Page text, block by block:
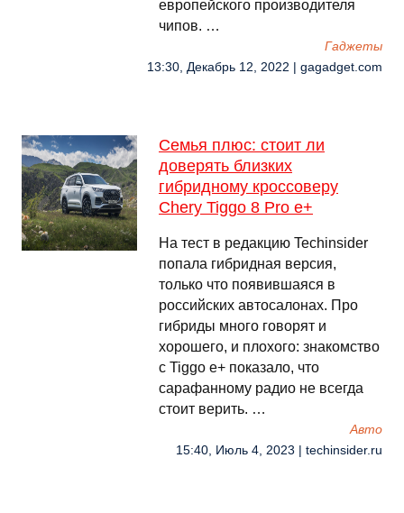
европейского производителя
чипов. …
Гаджеты
13:30, Декабрь 12, 2022 | gagadget.com
Семья плюс: стоит ли
доверять близких
гибридному кроссоверу
Chery Tiggo 8 Pro e+
На тест в редакцию Techinsider
попала гибридная версия,
только что появившаяся в
российских автосалонах. Про
гибриды много говорят и
хорошего, и плохого: знакомство
с Tiggo e+ показало, что
сарафанному радио не всегда
стоит верить. …
Авто
15:40, Июль 4, 2023 | techinsider.ru